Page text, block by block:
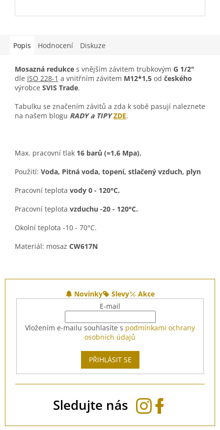
Popis Hodnocení Diskuze
Mosazná redukce s vnějším závitem trubkovým G 1/2"
dle ISO 228-1 a vnitřním závitem M12*1,5 od českého
výrobce SVIS Trade.
Tabulku se značením závitů a zda k sobě pasují naleznete
na našem blogu RADY a TIPY ZDE.
Max. pracovní tlak 16 barů (=1,6 Mpa).
Použití: Voda, Pitná voda, topení, stlačený vzduch, plyn
Pracovní teplota vody 0 - 120°C.
Pracovní teplota vzduchu -20 - 120°C.
Okolní teplota -10 - 70°C.
Materiál: mosaz CW617N
Novinky Slevy
Akce
E-mail
Vložením e-mailu souhlasíte s podmínkami ochrany
osobních údajů
PŘIHLÁSIT SE
Sledujte nás